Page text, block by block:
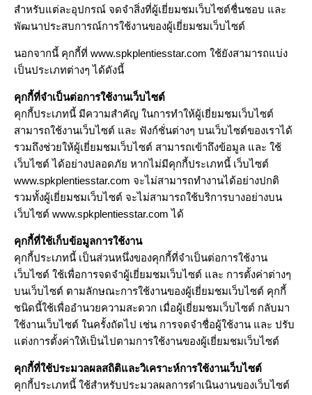
สำหรับแต่ละอุปกรณ์ จดจำสิ่งที่ผู้เยี่ยมชมเว็บไซต์ชื่นชอบ และ
พัฒนาประสบการณ์การใช้งานของผู้เยี่ยมชมเว็บไซต์
นอกจากนี้ คุกกี้ที่ www.spkplentiesstar.com ใช้ยังสามารถแบ่ง
เป็นประเภทต่างๆ ได้ดังนี้
คุกกี้ที่จำเป็นต่อการใช้งานเว็บไซต์
คุกกี้ประเภทนี้ มีความสำคัญ ในการทำให้ผู้เยี่ยมชมเว็บไซต์
สามารถใช้งานเว็บไซต์ และ ฟังก์ชั่นต่างๆ บนเว็บไซต์ของเราได้
รวมถึงช่วยให้ผู้เยี่ยมชมเว็บไซต์ สามารถเข้าถึงข้อมูล และ ใช้
เว็บไซต์ ได้อย่างปลอดภัย หากไม่มีคุกกี้ประเภทนี้ เว็บไซต์
www.spkplentiesstar.com จะไม่สามารถทำงานได้อย่างปกติ
รวมทั้งผู้เยี่ยมชมเว็บไซต์ จะไม่สามารถใช้บริการบางอย่างบน
เว็บไซต์ www.spkplentiesstar.com ได้
คุกกี้ที่ใช้เก็บข้อมูลการใช้งาน
คุกกี้ประเภทนี้ เป็นส่วนหนึ่งของคุกกี้ที่จำเป็นต่อการใช้งาน
เว็บไซต์ ใช้เพื่อการจดจำผู้เยี่ยมชมเว็บไซต์ และ การตั้งค่าต่างๆ
บนเว็บไซต์ ตามลักษณะการใช้งานของผู้เยี่ยมชมเว็บไซต์ คุกกี้
ชนิดนี้ใช้เพื่ออำนวยความสะดวก เมื่อผู้เยี่ยมชมเว็บไซต์ กลับมา
ใช้งานเว็บไซต์ ในครั้งถัดไป เช่น การจดจำชื่อผู้ใช้งาน และ ปรับ
แต่งการตั้งค่าให้เป็นไปตามการใช้งานของผู้เยี่ยมชมเว็บไซต์
คุกกี้ที่ใช้ประมวลผลสถิติและวิเคราะห์การใช้งานเว็บไซต์
คุกกี้ประเภทนี้ ใช้สำหรับประมวลผลการดำเนินงานของเว็บไซต์